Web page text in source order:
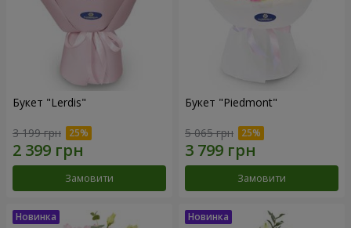
Букет "Lerdis"
3 199 грн
Замовити
Букет "Piedmont"
5 065 грн
Замовити